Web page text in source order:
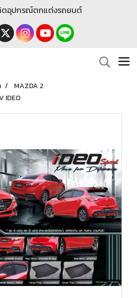
ตอุปกรณ์ตกแต่งรถยนต์
MAZDA 2
IDEO